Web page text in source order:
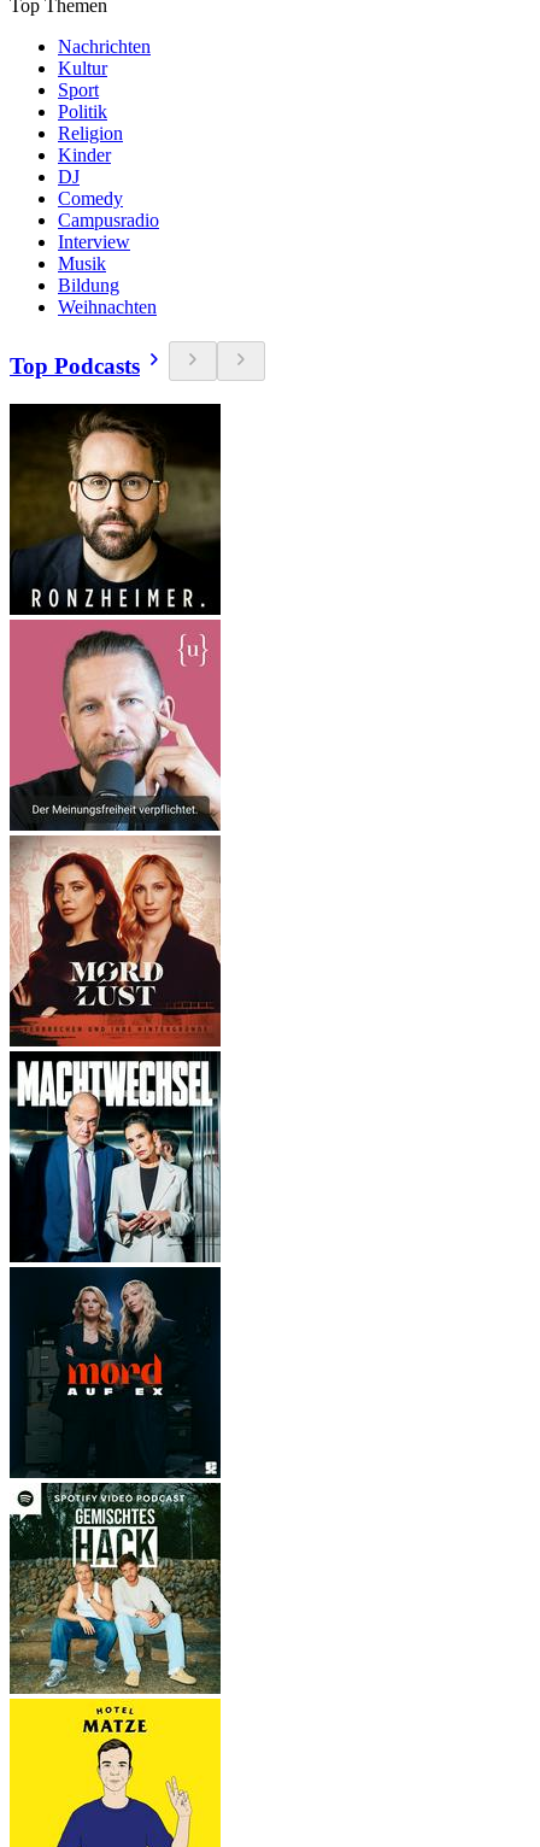
Top Themen
Nachrichten
Kultur
Sport
Politik
Religion
Kinder
DJ
Comedy
Campusradio
Interview
Musik
Bildung
Weihnachten
Top Podcasts